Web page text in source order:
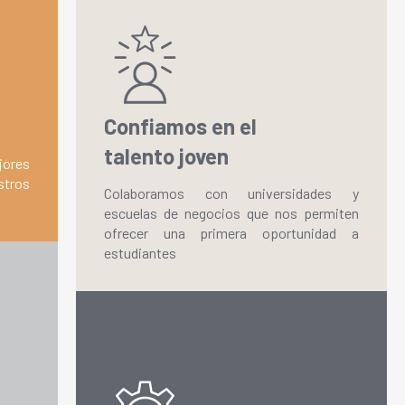
Confiamos en el
talento joven
Colaboramos con universidades y
escuelas de negocios que nos permiten
ofrecer una primera oportunidad a
estudiantes